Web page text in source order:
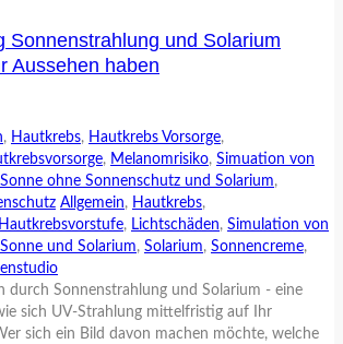
Sonnenstrahlung und Solarium
Aussehen haben
, Hautkrebs, Hautkrebs Vorsorge,
, Melanomrisiko, Simuation von
ohne Sonnenschutz und Solarium,
Allgemein, Hautkrebs,
Hautkrebsvorstufe, Lichtschäden, Simulation von
und Solarium, Solarium, Sonnencreme,
durch Sonnenstrahlung und Solarium - eine
sich UV-Strahlung mittelfristig auf Ihr
sich ein Bild davon machen möchte, welche